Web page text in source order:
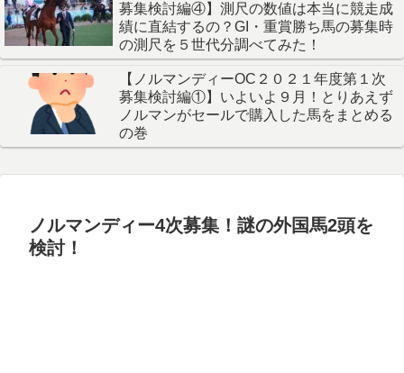
募集検討編④】測尺の数値は本当に競走成
績に直結するの？GI・重賞勝ち馬の募集時
の測尺を５世代分調べてみた！
【ノルマンディーOC２０２１年度第１次
募集検討編①】いよいよ９月！とりあえず
ノルマンがセールで購入した馬をまとめる
の巻
ノルマンディー4次募集！謎の外国馬2頭を
検討！